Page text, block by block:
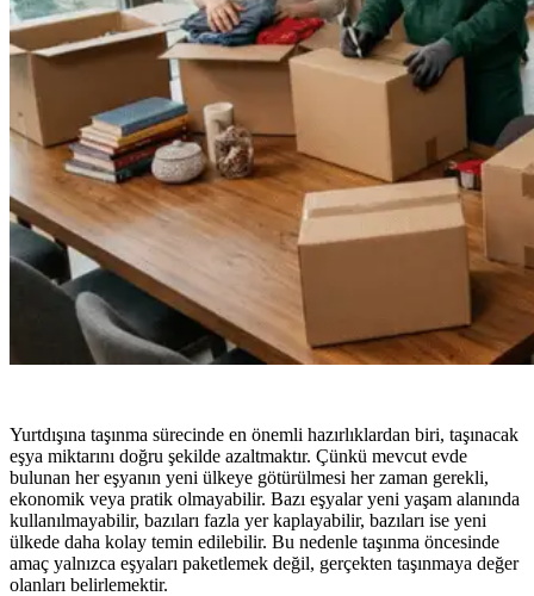
Yurtdışına taşınma sürecinde en önemli hazırlıklardan biri, taşınacak
eşya miktarını doğru şekilde azaltmaktır. Çünkü mevcut evde
bulunan her eşyanın yeni ülkeye götürülmesi her zaman gerekli,
ekonomik veya pratik olmayabilir. Bazı eşyalar yeni yaşam alanında
kullanılmayabilir, bazıları fazla yer kaplayabilir, bazıları ise yeni
ülkede daha kolay temin edilebilir. Bu nedenle taşınma öncesinde
amaç yalnızca eşyaları paketlemek değil, gerçekten taşınmaya değer
olanları belirlemektir.